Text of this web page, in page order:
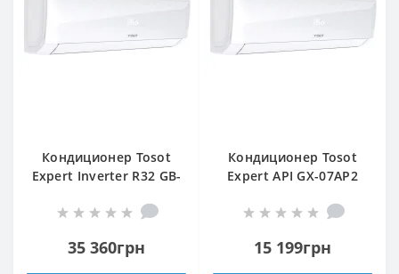
Кондиционер Tosot
Expert Inverter R32 GB-
35 360грн
Кондиционер Tosot
Expert API GX-07AP2
15 199грн